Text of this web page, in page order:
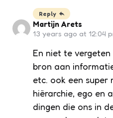
Reply
Martijn Arets
13 years ago at 12:04
En niet te
bron aan
etc. ook een super
hiërarchie, ego en
dingen die ons in